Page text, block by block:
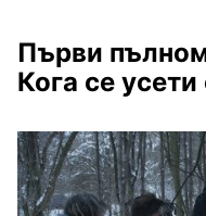
Първи
Кога се